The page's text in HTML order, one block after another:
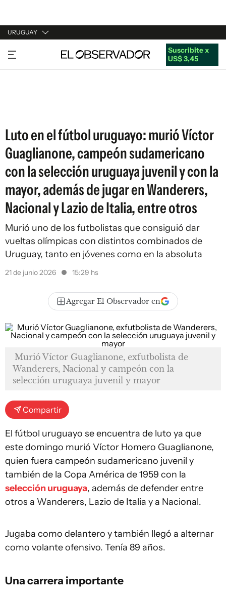
URUGUAY
URUGUAY
ARGENTINA
Suscribite x
US$ 3,45
Luto en el fútbol uruguayo: murió Víctor
Guaglianone, campeón sudamericano
con la selección uruguaya juvenil y con la
mayor, además de jugar en Wanderers,
Nacional y Lazio de Italia, entre otros
Murió uno de los futbolistas que consiguió dar
vueltas olímpicas con distintos combinados de
Uruguay, tanto en jóvenes como en la absoluta
21 de junio 2026 15:29 hs
Agregar El Observador en
Murió Víctor Guaglianone, exfutbolista de
Wanderers, Nacional y campeón con la
selección uruguaya juvenil y mayor
Compartir
El fútbol uruguayo se encuentra de luto ya que
este domingo murió Víctor Homero Guaglianone,
quien fuera campeón sudamericano juvenil y
también de la Copa América de 1959 con la
selección uruguaya, además de defender entre
otros a Wanderers, Lazio de Italia y a Nacional.
Jugaba como delantero y también llegó a alternar
como volante ofensivo. Tenía 89 años.
Una carrera importante